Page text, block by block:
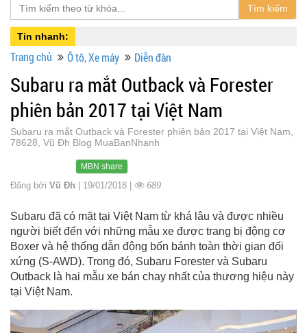
Tìm kiếm
Tin nhanh:
Trang chủ Ô tô, Xe máy Diễn đàn
Subaru ra mắt Outback và Forester
phiên bản 2017 tại Việt Nam
Subaru ra mắt Outback và Forester phiên bản 2017 tại Việt Nam,
78628, Vũ Đh Blog MuaBanNhanh
MBN share
Đăng bởi Vũ Đh | 19/01/2018 | 689
Subaru đã có mặt tại Việt Nam từ khá lâu và được nhiều
người biết đến với những mẫu xe được trang bị động cơ
Boxer và hệ thống dẫn động bốn bánh toàn thời gian đối
xứng (S-AWD). Trong đó, Subaru Forester và Subaru
Outback là hai mẫu xe bán chay nhất của thương hiệu này
tại Việt Nam.